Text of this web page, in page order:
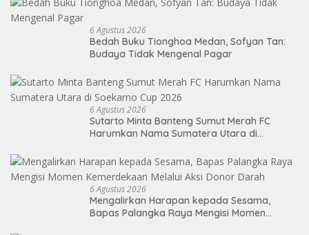
6 Agustus 2026
Bedah Buku Tionghoa Medan, Sofyan Tan:
Budaya Tidak Mengenal Pagar
6 Agustus 2026
Sutarto Minta Banteng Sumut Merah FC
Harumkan Nama Sumatera Utara di
6 Agustus 2026
Mengalirkan Harapan kepada Sesama,
Bapas Palangka Raya Mengisi Momen